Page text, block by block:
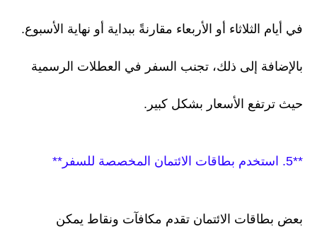
في أيام الثلاثاء أو الأربعاء مقارنةً ببداية أو نهاية الأسبوع.
بالإضافة إلى ذلك، تجنب السفر في العطلات الرسمية
حيث ترتفع الأسعار بشكل كبير.
**5. استخدم بطاقات الائتمان المخصصة للسفر**
بعض بطاقات الائتمان تقدم مكافآت ونقاط يمكن